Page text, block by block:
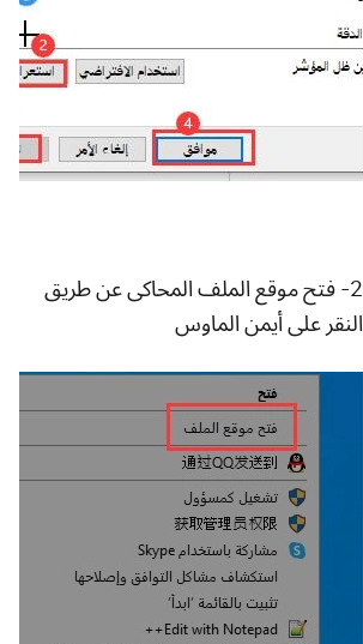
2- فتح موقع الملف المحاكى عن طريق
النقر على أيمن الماوس